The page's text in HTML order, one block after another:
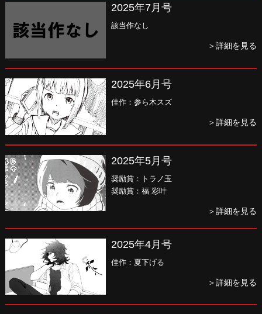
2025年7月号
該当作なし
＞詳細を見る
2025年6月号
佳作：参ら木スズ
＞詳細を見る
2025年5月号
奨励賞：トラノ玉
奨励賞：福 彩叶
＞詳細を見る
2025年4月号
佳作：夏下げる
＞詳細を見る